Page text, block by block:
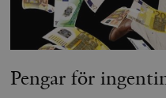
Pengar för